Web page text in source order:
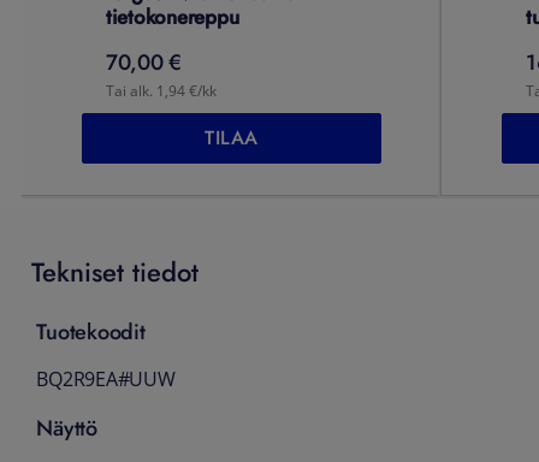
tietokonereppu
70,00 €
Tai alk. 1,94 €/kk
TILAA
Tekniset tiedot
Tuotekoodit
BQ2R9EA#UUW
Näyttö